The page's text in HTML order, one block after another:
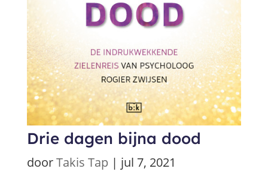
Drie dagen bijna dood
doorTakis Tap | jul 7, 2021